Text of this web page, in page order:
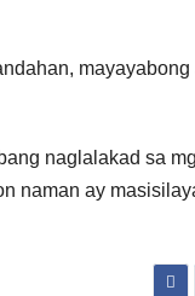
naglalakad sa
naman ay